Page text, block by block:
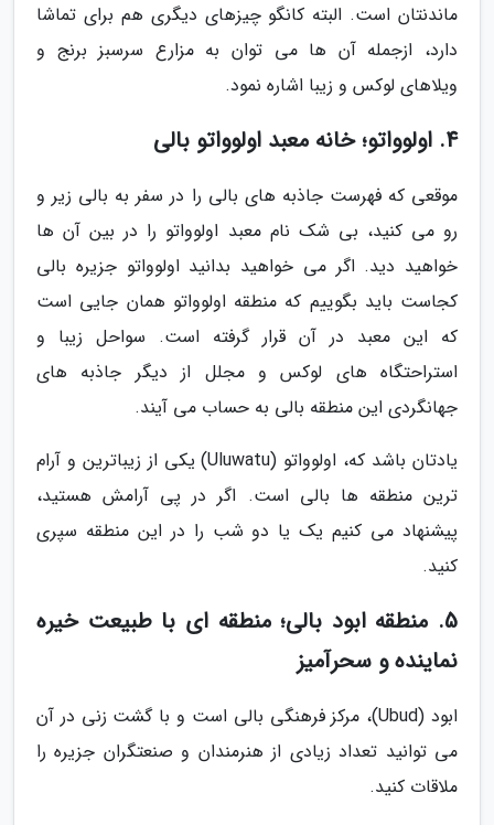
ماندنتان است. البته کانگو چیزهای دیگری هم برای تماشا
دارد، ازجمله آن ها می توان به مزارع سرسبز برنج و
ویلاهای لوکس و زیبا اشاره نمود.
4. اولوواتو؛ خانه معبد اولوواتو بالی
موقعی که فهرست جاذبه های بالی را در سفر به بالی زیر و
رو می کنید، بی شک نام معبد اولوواتو را در بین آن ها
خواهید دید. اگر می خواهید بدانید اولوواتو جزیره بالی
کجاست باید بگوییم که منطقه اولوواتو همان جایی است
که این معبد در آن قرار گرفته است. سواحل زیبا و
استراحتگاه های لوکس و مجلل از دیگر جاذبه های
جهانگردی این منطقه بالی به حساب می آیند.
یادتان باشد که، اولوواتو (Uluwatu) یکی از زیباترین و آرام
ترین منطقه ها بالی است. اگر در پی آرامش هستید،
پیشنهاد می کنیم یک یا دو شب را در این منطقه سپری
کنید.
5. منطقه ابود بالی؛ منطقه ای با طبیعت خیره
نماینده و سحرآمیز
ابود (Ubud)، مرکز فرهنگی بالی است و با گشت زنی در آن
می توانید تعداد زیادی از هنرمندان و صنعتگران جزیره را
ملاقات کنید.